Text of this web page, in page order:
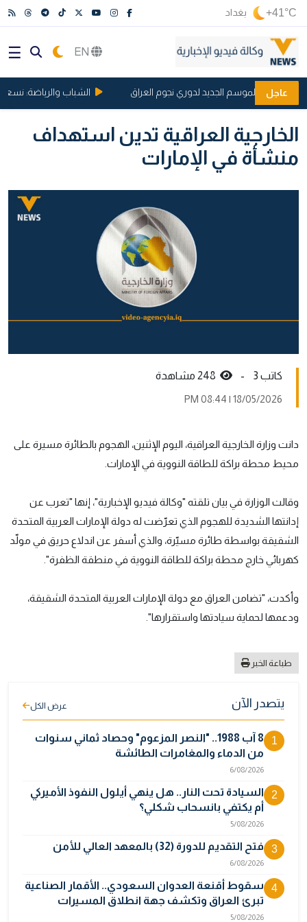
+41°C بغداد
عاجل
ملامح الموسم الجديد لدوري نجوم العراق الشباب والرياضة: نسعى
الخارجية العراقية تدين استهداف
منشأة في الإمارات
كاتب 3 -
18/05/2026 | 08:44 PM
دانت وزارة الخارجية العراقية، اليوم الإثنين، الهجوم بالطائرة مسيرة على
محيط محطة براكة للطاقة النووية في الإمارات.
وقالت الوزارة في بيان تلقته "وكالة فيديو الإخبارية"، إنها "تعرب عن
إدانتها الشديدة للهجوم الذي تعرّضت له دولة الإمارات العربية المتحدة
الشقيقة بواسطة طائرة مسيّرة، والذي أسفر عن اندلاع حريق في مولّد
كهربائي خارج محطة براكة للطاقة النووية في منطقة الظفرة".
وأكدت، "تضامن العراق مع دولة الإمارات العربية المتحدة الشقيقة،
ودعمها لحماية سيادتها واستقرارها".
طباعة الخبر
يتصدر الآن عرض الكل
1
8 آب 1988.. "النصر المزعوم" وحصاد ثماني سنوات
من الدماء والمغامرات الطائشة
6/08/2026
2
السيادة تحت النار.. هل ينهي أيلول النفوذ الأميركي
أم يكتفي بانسحاب شكلي؟
5/08/2026
3 فتح التقديم للدورة (32) بالمعهد العالي للأمن
6/08/2026
4
سقوط أقنعة العدوان السعودي.. الأقمار الصناعية
تبرئ العراق وتكشف جهة انطلاق المسيرات
5/08/2026